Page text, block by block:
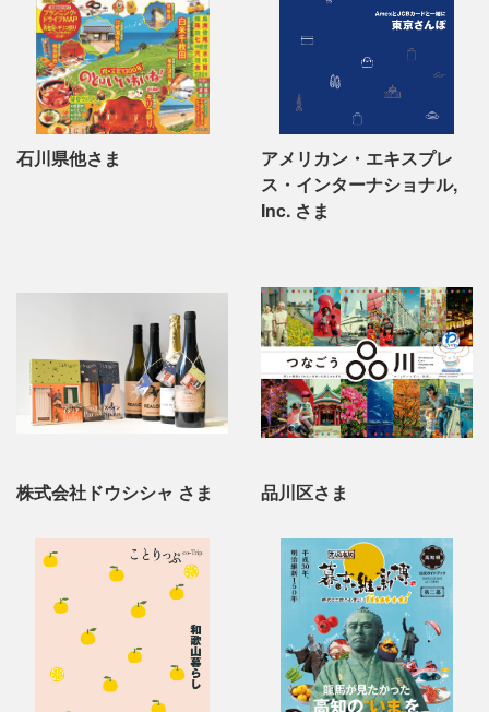
石川県他さま
アメリカン・エキスプレ
ス・インターナショナル,
Inc. さま
株式会社ドウシシャ さま 品川区さま